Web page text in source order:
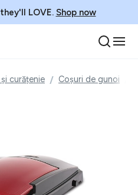
LOVE. Shop now
curățenie Coșuri de gunoi